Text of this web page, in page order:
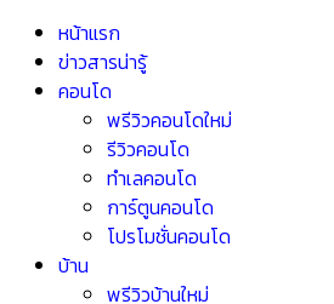
หน้าแรก
ข่าวสารน่ารู้
คอนโด
พรีวิวคอนโดใหม่
รีวิวคอนโด
ทำเลคอนโด
การ์ตูนคอนโด
โปรโมชั่นคอนโด
บ้าน
พรีวิวบ้านใหม่